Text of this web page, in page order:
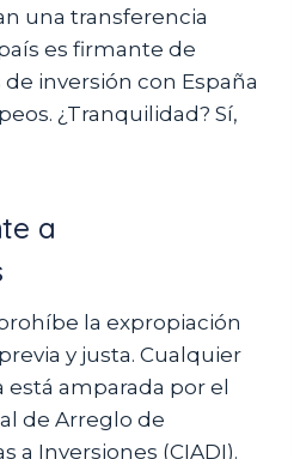
una transferencia
es firmante de
inversión con España
¿Tranquilidad? Sí,
a
la expropiación
y justa. Cualquier
amparada por el
de Arreglo de
a Inversiones (CIADI).